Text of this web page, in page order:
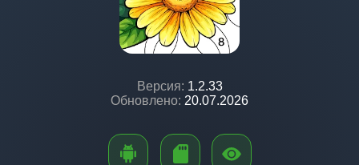
Версия: 1.2.33
Обновлено: 20.07.2026